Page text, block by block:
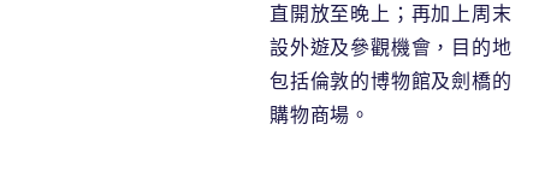
直開放至晚上；再加上周末
設外遊及參觀機會，目的地
包括倫敦的博物館及劍橋的
購物商場。